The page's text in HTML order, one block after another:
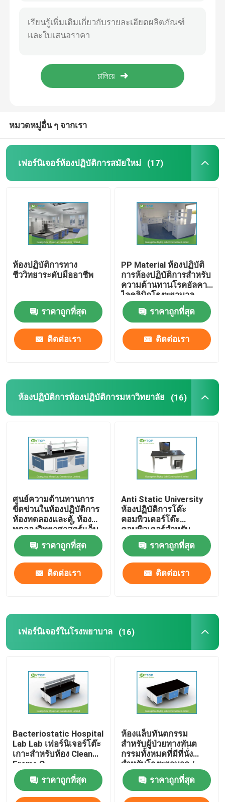
ห้องปฏิบัติการ Fume Hood
ตู้เก็บสารไวไฟ
ตู้เก็บสารเคมีในห้องปฏิบัติการ
คณะรัฐมนตรีด้านความปลอดภัยทางชีวภาพ
ห้องปฏิบัติการคุมกำเนิดสำหรับห้องปฏิบัติการ
หมวดหมู่อื่น ๆ จากเรา
เฟอร์นิเจอร์ห้องปฏิบัติการสมัยใหม่ (17)
ห้องปฏิบัติการทาง
ชีววิทยาระดับมืออาชีพ
ราคาถูกที่สุด
ติดต่อเรา
PP Material ห้องปฏิบัติ
การห้องปฏิบัติการสำหรับ
ความต้านทานโรคอัลคา
ไลคลินิกโรงพยาบาล
ราคาถูกที่สุด
ติดต่อเรา
ห้องปฏิบัติการห้องปฏิบัติการมหาวิทยาลัย (16)
ศูนย์ความต้านทานการ
ขีดข่วนในห้องปฏิบัติการ
ห้องทดลองและตู้, ห้อง
ทดลองวิทยาศาสตร์แล็บ
ราคาถูกที่สุด
ติดต่อเรา
Anti Static University
ห้องปฏิบัติการโต๊ะ
คอมพิวเตอร์โต๊ะ
คอมพิวเตอร์สำหรับ
นักเรียนเดี่ยว
ราคาถูกที่สุด
ติดต่อเรา
เฟอร์นิเจอร์ในโรงพยาบาล (16)
Bacteriostatic Hospital
Lab Lab เฟอร์นิเจอร์โต๊ะ
เกาะสำหรับห้อง Clean
Frame C
ราคาถูกที่สุด
ห้องแล็บทันตกรรม
สำหรับผู้ป่วยทางทันต
กรรมทั้งหมดที่มีที่นั่ง
สำหรับโรงพยาบาล /
คลินิก
ราคาถูกที่สุด